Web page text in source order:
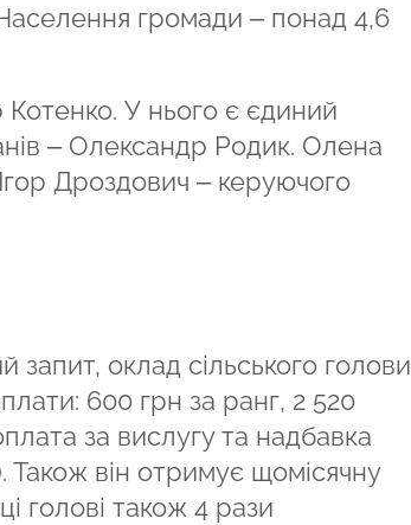
громади – понад 4,6
Котенко. У нього є єдиний
– Олександр Родик. Олена
Дроздович – керуючого
запит, оклад сільського голови
600 грн за ранг, 2 520
за вислугу та надбавка
він отримує щомісячну
голові також 4 рази